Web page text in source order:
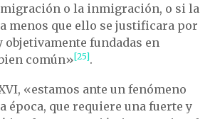
o la inmigración, o si la
menos que ello se justificara por
objetivamente fundadas en
común»[25].
«estamos ante un fenómeno
época, que requiere una fuerte y